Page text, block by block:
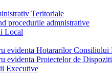
Teritoriale
procedurile admnistrative
Local
evidenta Hotararilor Consiliului
evidenta Proiectelor de
Executive